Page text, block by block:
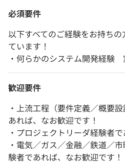
必須要件
以下すべてのご経験をお持ち
ています！
・何らかのシステム開発経験
歓迎要件
・上流工程（要件定義／概要
あれば、なお歓迎です！
・プロジェクトリーダ経験者
・電気／ガス／金融／鉄道／
験者であれば、なお歓迎です！